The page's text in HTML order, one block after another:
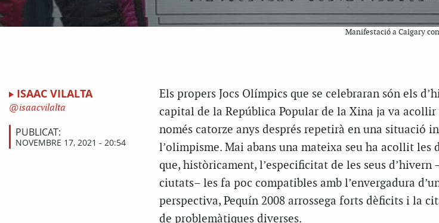
Manifestació a Calgary
ISAAC VILALTA
isaacvilalta
PUBLICAT:
NOVEMBRE 17, 2021 - 20:54
Els propers Jocs Olímpics que se celebraran són els
capital de la República Popular de la Xina ja va acollir
només catorze anys després repetirà en una situació
l’olimpisme. Mai abans una mateixa seu ha acollit les
que, històricament, l’especificitat de les seus d’hivern
ciutats– les fa poc compatibles amb l’envergadura
perspectiva, Pequín 2008 arrossega forts dèficits i la
de problemàtiques diverses.